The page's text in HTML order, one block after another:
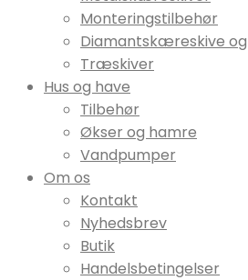
Monteringstilbehør
Diamantskæreskive og
Træskiver
Hus og have
Tilbehør
Økser og hamre
Vandpumper
Om os
Kontakt
Nyhedsbrev
Butik
Handelsbetingelser